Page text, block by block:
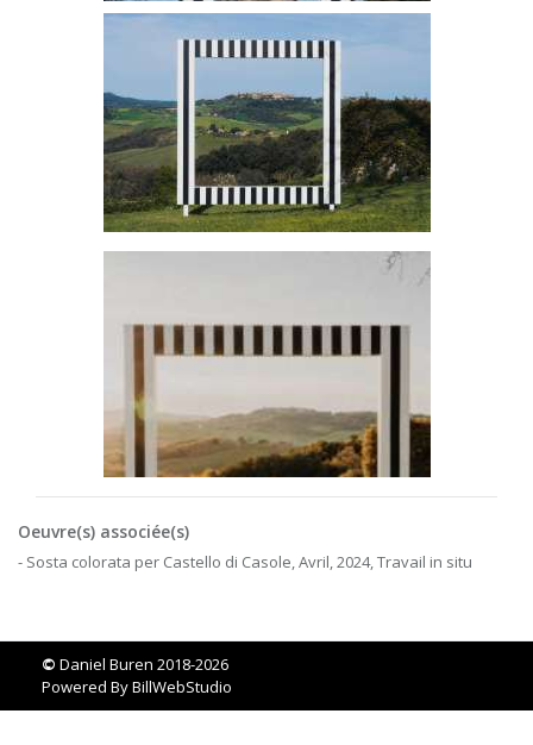
Oeuvre(s) associée(s)
- Sosta colorata per Castello di Casole, Avril, 2024, Travail in situ
© Daniel Buren 2018-2026
Powered ByBillWebStudio